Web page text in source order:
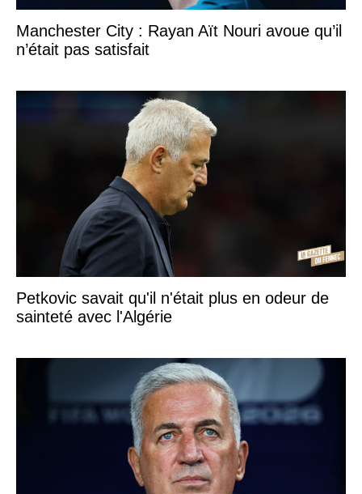
Manchester City : Rayan Aït Nouri avoue qu’il
n’était pas satisfait
Petkovic savait qu'il n'était plus en odeur de
sainteté avec l'Algérie